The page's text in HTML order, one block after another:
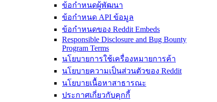
ข้อกำหนดผู้พัฒนา
ข้อกำหนด API ข้อมูล
ข้อกำหนดของ Reddit Embeds
Responsible Disclosure and Bug Bounty
Program Terms
นโยบายการใช้เครื่องหมายการค้า
นโยบายความเป็นส่วนตัวของ Reddit
นโยบายเนื้อหาสาธารณะ
ประกาศเกี่ยวกับคุกกี้